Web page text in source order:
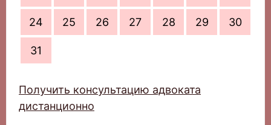
24 25 26 27 28 29 30
31
Получить консультацию адвоката
дистанционно